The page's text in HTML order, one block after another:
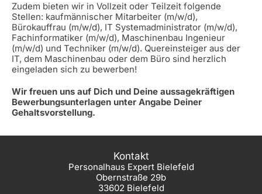
Zudem bieten wir in Vollzeit oder Teilzeit folgende
Stellen: kaufmännischer Mitarbeiter (m/w/d),
Bürokauffrau (m/w/d), IT Systemadministrator (m/w/d),
Fachinformatiker (m/w/d), Maschinenbau Ingenieur
(m/w/d) und Techniker (m/w/d). Quereinsteiger aus der
IT, dem Maschinenbau oder dem Büro sind herzlich
eingeladen sich zu bewerben!
Wir freuen uns auf Dich und Deine aussagekräftigen
Bewerbungsunterlagen unter Angabe Deiner
Gehaltsvorstellung.
Kontakt
Personalhaus Expert Bielefeld
Obernstraße 29b
33602 Bielefeld